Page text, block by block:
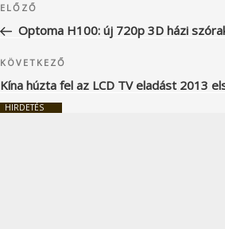
navigáció
Korábbi
bejegyzés
ELŐZŐ
Optoma H100: új 720p 3D házi
Következő
bejegyzés
KÖVETKEZŐ
Kína húzta fel az LCD TV eladást 2013
HIRDETÉS